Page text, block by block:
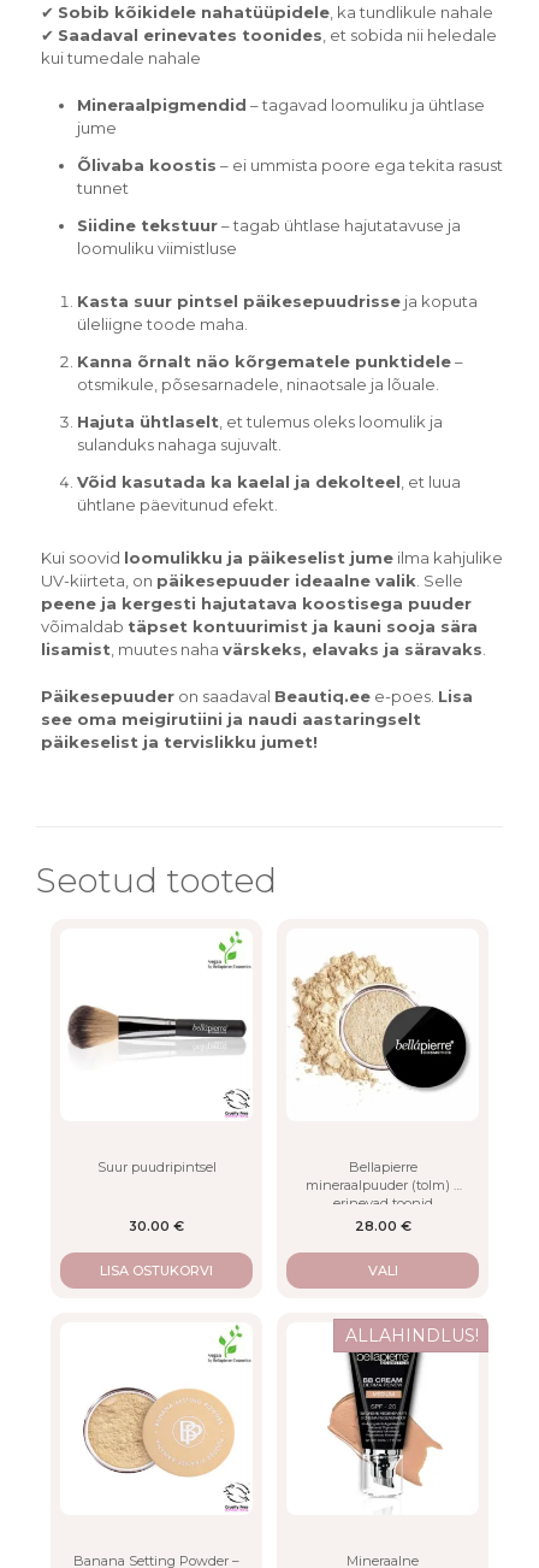
✔ Sobib kõikidele nahatüüpidele, ka tundlikule nahale
✔ Saadaval erinevates toonides , et sobida nii heledale
kui tumedale nahale
Mineraalpigmendid – tagavad loomuliku ja ühtlase
jume
Õlivaba koostis – ei ummista poore ega tekita rasust
tunnet
Siidine tekstuur– tagab ühtlase hajutatavuse ja
loomuliku viimistluse
Kasta suur pintsel päikesepuudrisseja koputa
üleliigne toode maha.
Kanna õrnalt näo kõrgematele punktidele–
otsmikule, põsesarnadele, ninaotsale ja lõuale.
Hajuta ühtlaselt , et tulemus oleks loomulik ja
sulanduks nahaga sujuvalt.
Võid kasutada ka kaelal ja dekolteel , et luua
ühtlane päevitunud efekt.
Kui soovid loomulikku ja päikeselist jumeilma kahjulike
UV-kiirteta, on päikesepuuder ideaalne valik . Selle
peene ja kergesti hajutatava koostisega puuder
võimaldab täpset kontuurimist ja kauni sooja sära
lisamist , muutes naha värskeks, elavaks ja säravaks
Päikesepuuderon saadaval Beautiq.eee-poes. Lisa
see oma meigirutiini ja naudi aastaringselt
päikeselist ja tervislikku jumet!
Seotud tooted
Suur puudripintsel
30.00 €
LISA OSTUKORVI
Bellapierre
mineraalpuuder (tolm) –
erinevad toonid
28.00 €
VALI
product
has
multiple
variants.
The
options
the
Banana Setting Powder –
ALLAHINDLUS!
Mineraalne
product
multiple
variants.